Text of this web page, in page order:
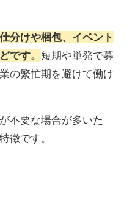
分けや梱包、イベント
です。 短期や単発で募
の繁忙期を避けて働け
不要な場合が多いた
徴です。